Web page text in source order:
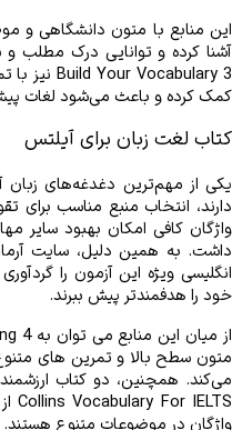
کمک کرده و باعث می‌شود لغات پیشرفته در حافظه بلند مدت ماندگار شوند.
کتاب لغت زبان برای آیلتس
خود را هدفمندتر پیش ببرند.
واژگان در موضوعات متنوع هستند.